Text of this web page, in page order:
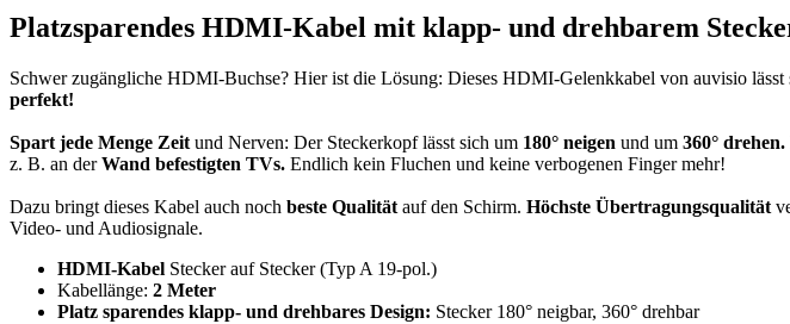
Platzsparendes HDMI-Kabel mit klapp- und drehbarem
Schwer zugängliche HDMI-Buchse? Hier ist die Lösung: Dieses HDMI-Gelenkkabel von auvisio lässt
perfekt!
Spart jede Menge Zeit und Nerven: Der Steckerkopf lässt sich um 180° neigen und um 360° drehen.
z. B. an derWand befestigten TVs. Endlich kein Fluchen und keine verbogenen Finger mehr!
Dazu bringt dieses Kabel auch noch beste Qualität auf den Schirm. Höchste Übertragungsqualität
Video- und Audiosignale.
HDMI-Kabel Stecker auf Stecker (Typ A 19-pol.)
Kabellänge: 2 Meter
Platz sparendes klapp- und drehbares Design: Stecker 180° neigbar, 360° drehbar